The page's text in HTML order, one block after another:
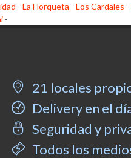
- La Horqueta - Los Cardales -
-
21 locales
Delivery en el
Seguridad y
Todos los